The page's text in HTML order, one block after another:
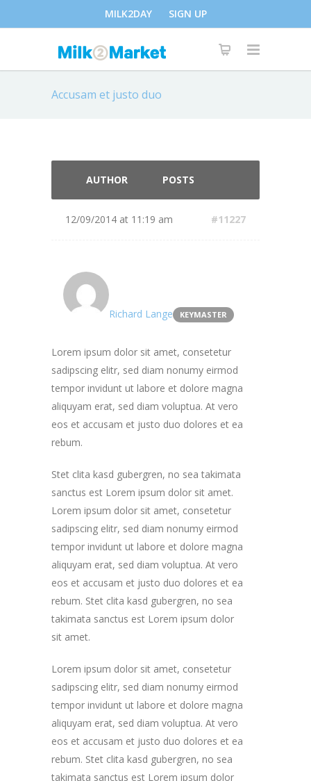
MILK2DAY SIGN UP
Accusam et justo duo
AUTHOR POSTS
12/09/2014 at 11:19 am #11227
Richard Lange KEYMASTER
Lorem ipsum dolor sit amet, consetetur
sadipscing elitr, sed diam nonumy eirmod
tempor invidunt ut labore et dolore magna
aliquyam erat, sed diam voluptua. At vero
eos et accusam et justo duo dolores et ea
rebum.
Stet clita kasd gubergren, no sea takimata
sanctus est Lorem ipsum dolor sit amet.
Lorem ipsum dolor sit amet, consetetur
sadipscing elitr, sed diam nonumy eirmod
tempor invidunt ut labore et dolore magna
aliquyam erat, sed diam voluptua. At vero
eos et accusam et justo duo dolores et ea
rebum. Stet clita kasd gubergren, no sea
takimata sanctus est Lorem ipsum dolor
sit amet.
Lorem ipsum dolor sit amet, consetetur
sadipscing elitr, sed diam nonumy eirmod
tempor invidunt ut labore et dolore magna
aliquyam erat, sed diam voluptua. At vero
eos et accusam et justo duo dolores et ea
rebum. Stet clita kasd gubergren, no sea
takimata sanctus est Lorem ipsum dolor